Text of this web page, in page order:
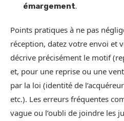
émargement.
Points pratiques à ne pas
réception, datez votre envoi et
décrive précisément le motif
et, pour une reprise ou une
par la loi (identité de
etc.). Les erreurs fréquentes
vague ou l’oubli de joindre les